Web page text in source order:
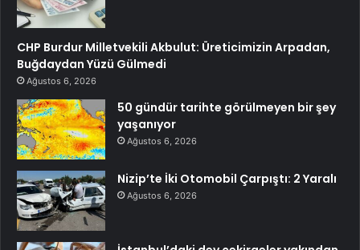
CHP Burdur Milletvekili Akbulut: Üreticimizin Arpadan,
Buğdaydan Yüzü Gülmedi
Ağustos 6, 2026
50 gündür tarihte görülmeyen bir şey
yaşanıyor
Ağustos 6, 2026
Nizip’te İki Otomobil Çarpıştı: 2 Yaralı
Ağustos 6, 2026